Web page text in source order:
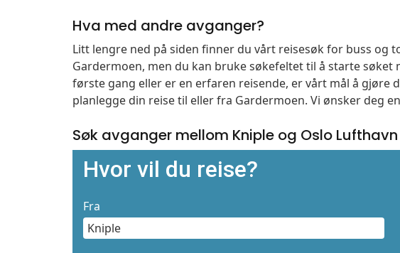
Hva med andre avganger?
Litt lengre ned på siden finner du vårt reisesøk for buss og
Gardermoen, men du kan bruke søkefeltet til å starte
første gang eller er en erfaren reisende, er vårt mål å
planlegge din reise til eller fra Gardermoen. Vi ønsker deg
Søk avganger mellom Kniple og Oslo
Hvor vil du reise?
Fra